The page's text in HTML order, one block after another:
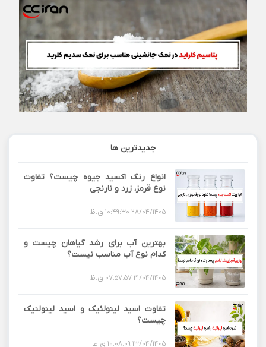
جدیدترین ها
انواع رنگ اکسید جیوه چیست؟ تفاوت
نوع قرمز، زرد و نارنجی
28/04/1405 10:49:30 ق.ظ
بهترین آب برای رشد گیاهان چیست و
کدام نوع آب مناسب نیست؟
21/04/1405 07:57:57 ق.ظ
تفاوت اسید لینولئیک و اسید لینولنیک
چیست؟
13/04/1405 10:08:09 ق.ظ